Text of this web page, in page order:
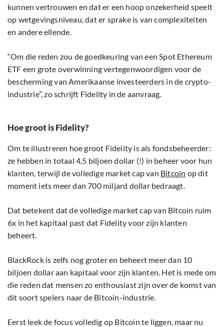
kunnen vertrouwen en dat er een hoop onzekerheid speelt
op wetgevingsniveau, dat er sprake is van complexiteiten
en andere ellende.
“Om die reden zou de goedkeuring van een Spot Ethereum
ETF een grote overwinning vertegenwoordigen voor de
bescherming van Amerikaanse investeerders in de crypto-
industrie”, zo schrijft Fidelity in de aanvraag.
Hoe groot is Fidelity?
Om te illustreren hoe groot Fidelity is als fondsbeheerder:
ze hebben in totaal 4,5 biljoen dollar (!) in beheer voor hun
klanten, terwijl de volledige market cap van Bitcoin op dit
moment iets meer dan 700 miljard dollar bedraagt.
Dat betekent dat de volledige market cap van Bitcoin ruim
6x in het kapitaal past dat Fidelity voor zijn klanten
beheert.
BlackRock is zelfs nog groter en beheert meer dan 10
biljoen dollar aan kapitaal voor zijn klanten. Het is mede om
die reden dat mensen zo enthousiast zijn over de komst van
dit soort spelers naar de Bitcoin-industrie.
Eerst leek de focus volledig op Bitcoin te liggen, maar nu